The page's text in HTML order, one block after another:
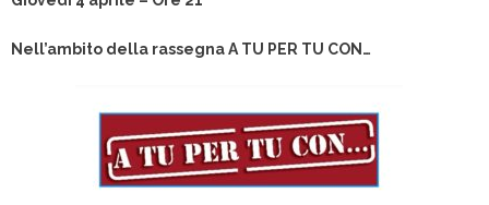
Nell’ambito della rassegna A TU PER TU CON…